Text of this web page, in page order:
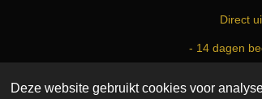
Deze website gebruikt cookies voor
Direct
- 14 dagen
Copyright © 2025 Incense & More. All